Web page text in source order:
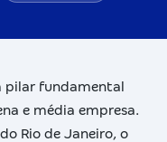
pilar fundamental
e média empresa.
Rio de Janeiro, o